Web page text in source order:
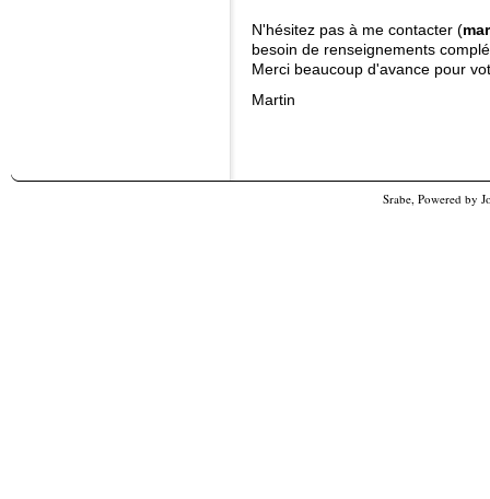
N'hésitez pas à me contacter (
besoin de renseignements
Merci beaucoup d'avance pour
Martin
Srabe, Powered by